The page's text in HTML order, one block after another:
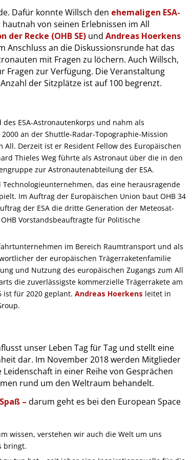
Dafür konnte Willsch den ehemaligen ESA-
von seinen Erlebnissen im All
der Recke (OHB SE) und Andreas Hoerkens
Anschluss an die Diskussionsrunde hat das
mit Fragen zu löchern. Auch Willsch,
Fragen zur Verfügung. Die Veranstaltung
der Sitzplätze ist auf 100 begrenzt.
ESA-Astronautenkorps und nahm als
an der Shuttle-Radar-Topographie-Mission
Derzeit ist er Resident Fellow des Europäischen
Thieles Weg führte als Astronaut über die in den
zur Astronautenabteilung der ESA.
das eine herausragende
Im Auftrag der Europäischen Union baut OHB 34
der ESA die dritte Generation der Meteosat-
Vorstandsbeauftragte für Politische
im Bereich Raumtransport und als
der europäischen Trägerraketenfamilie
und Nutzung des europäischen Zugangs zum All
die zuverlässigste kommerzielle Trägerrakete am
ist für 2020 geplant. Andreas Hoerkens leitet in
unser Leben Tag für Tag und stellt eine
dar. Im November 2018 werden Mitglieder
in einer Reihe von Gesprächen
rund um den Weltraum behandelt.
– darum geht es bei den European Space
wissen, verstehen wir auch die Welt um uns
bringt.